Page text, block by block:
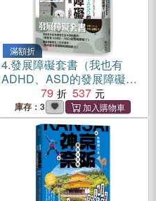
滿額折
4.發展障礙套書（我也有
ADHD、ASD的發展障礙？
＋給可能有發展障礙傾向的
人）
79 537
庫存：3